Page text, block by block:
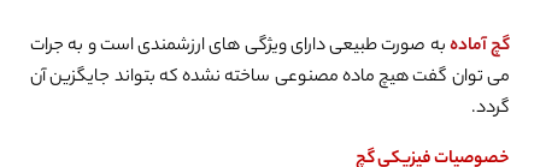
گچ آمادهبه صورت طبیعی دارای ویژگی های ارزشمندی است و به جرات
می توان گفت هیچ ماده مصنوعی ساخته نشده که بتواند جایگزین آن
گردد.
خصوصیات فیزیکی گچ